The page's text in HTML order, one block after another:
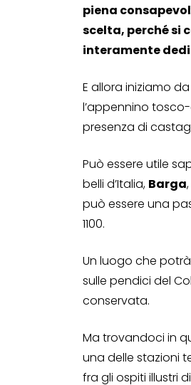
piena
scelta, perché si
interamente
E allora iniziamo
l’appennino
presenza di
Può essere utile
belli d’Italia, Barga
può essere una
1100.
Un luogo che
sulle pendici del
conservata.
Ma trovandoci in
una delle stazioni
fra gli ospiti illustri